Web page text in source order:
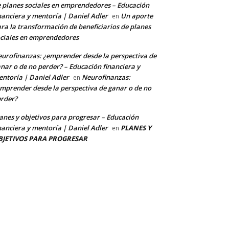
planes sociales en emprendedores – Educación
y mentoría | Daniel Adler en Un aporte
la transformación de beneficiarios de planes
en emprendedores
¿emprender desde la perspectiva de
o de no perder? – Educación financiera y
| Daniel Adler en Neurofinanzas:
desde la perspectiva de ganar o de no
y objetivos para progresar – Educación
y mentoría | Daniel Adler en PLANES Y
PARA PROGRESAR